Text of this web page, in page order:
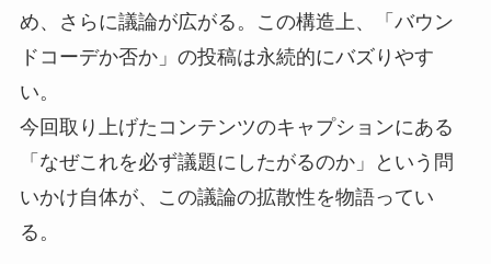
め、さらに議論が広がる。この構造上、「バウン
ドコーデか否か」の投稿は永続的にバズりやす
い。
今回取り上げたコンテンツのキャプションにある
「なぜこれを必ず議題にしたがるのか」という問
いかけ自体が、この議論の拡散性を物語ってい
る。